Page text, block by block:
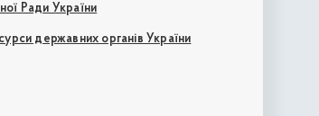
Ради України
державних органів України